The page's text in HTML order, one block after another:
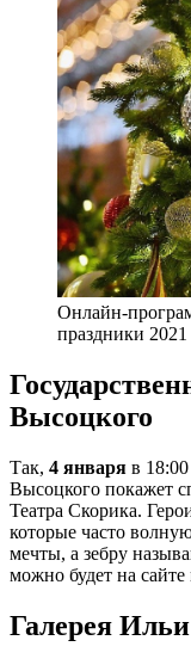
Онлайн-
праздники 2021
Высоцкого
Так, 4 января в
Высоцкого покажет
Театра Скорика.
которые часто
мечты, а зебру
можно будет на сайте
Галерея Ильи